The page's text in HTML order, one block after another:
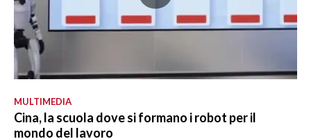
MULTIMEDIA
Cina, la scuola dove si formano i robot per il
mondo del lavoro